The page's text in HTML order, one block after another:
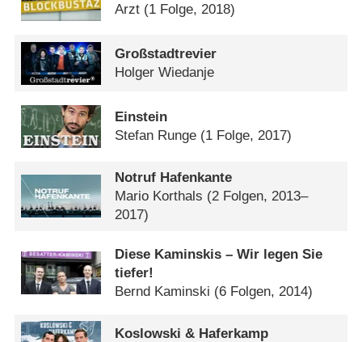
Arzt (1 Folge, 2018)
Großstadtrevier
Holger Wiedanje
Einstein
Stefan Runge (1 Folge, 2017)
Notruf Hafenkante
Mario Korthals (2 Folgen, 2013–
2017)
Diese Kaminskis – Wir legen Sie
tiefer!
Bernd Kaminski (6 Folgen, 2014)
Koslowski & Haferkamp